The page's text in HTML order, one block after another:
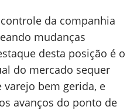
da companhia
mudanças
desta posição é o
do mercado sequer
bem gerida, e
avanços do ponto de